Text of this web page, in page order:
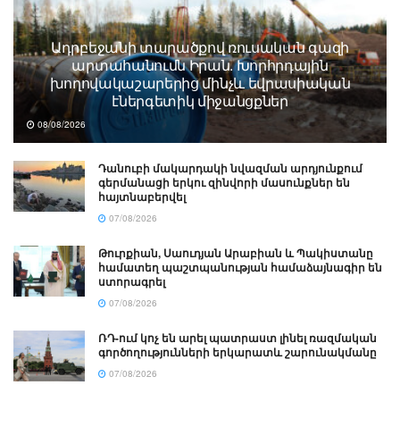
Ադրբեջանի տարածքով ռուսական գազի
արտահանումն Իրան. Խորհրդային
խողովակաշարերից մինչև եվրասիական
էներգետիկ միջանցքներ
08/08/2026
Դանուբի մակարդակի նվազման արդյունքում
գերմանացի երկու զինվորի մասունքներ են
հայտնաբերվել
07/08/2026
Թուրքիան, Սաուդյան Արաբիան և Պակիստանը
համատեղ պաշտպանության համաձայնագիր են
ստորագրել
07/08/2026
ՌԴ-ում կոչ են արել պատրաստ լինել ռազմական
գործողությունների երկարատև շարունակմանը
07/08/2026